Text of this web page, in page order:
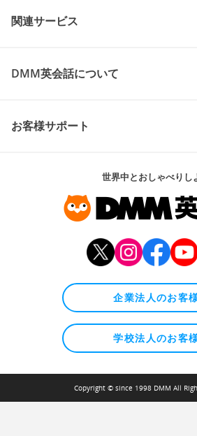
関連サービス
DMM英会話について
お客様サポート
世界中とおしゃべりし
企業法人のお客
学校法人のお客
Copyright © since 1998 DMM All